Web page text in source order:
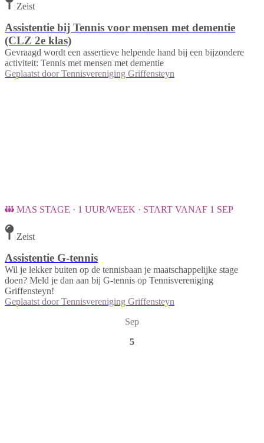
Zeist
Assistentie bij Tennis voor mensen met dementie
(CLZ 2e klas)
Gevraagd wordt een assertieve helpende hand bij een bijzondere
activiteit: Tennis met mensen met dementie
Geplaatst door Tennisvereniging Griffensteyn
MAS STAGE · 1 UUR/WEEK · START VANAF 1 SEP
Zeist
Assistentie G-tennis
Wil je lekker buiten op de tennisbaan je maatschappelijke stage
doen? Meld je dan aan bij G-tennis op Tennisvereniging
Griffensteyn!
Geplaatst door Tennisvereniging Griffensteyn
Sep
5